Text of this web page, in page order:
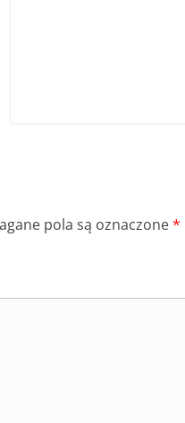
pola są oznaczone*